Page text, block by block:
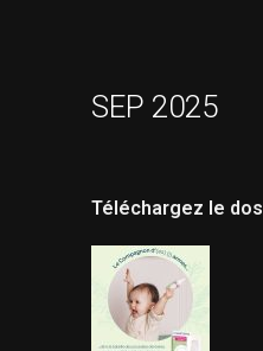
SEP 2025
Téléchargez le